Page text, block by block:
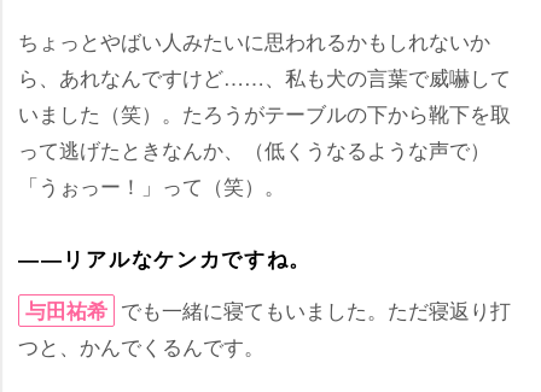
ちょっとやばい人みたいに思われるかもしれないか
ら、あれなんですけど……、私も犬の言葉で威嚇して
いました（笑）。たろうがテーブルの下から靴下を取
って逃げたときなんか、（低くうなるような声で）
「うぉっー！」って（笑）。
――リアルなケンカですね。
与田祐希 でも一緒に寝てもいました。ただ寝返り打
つと、かんでくるんです。